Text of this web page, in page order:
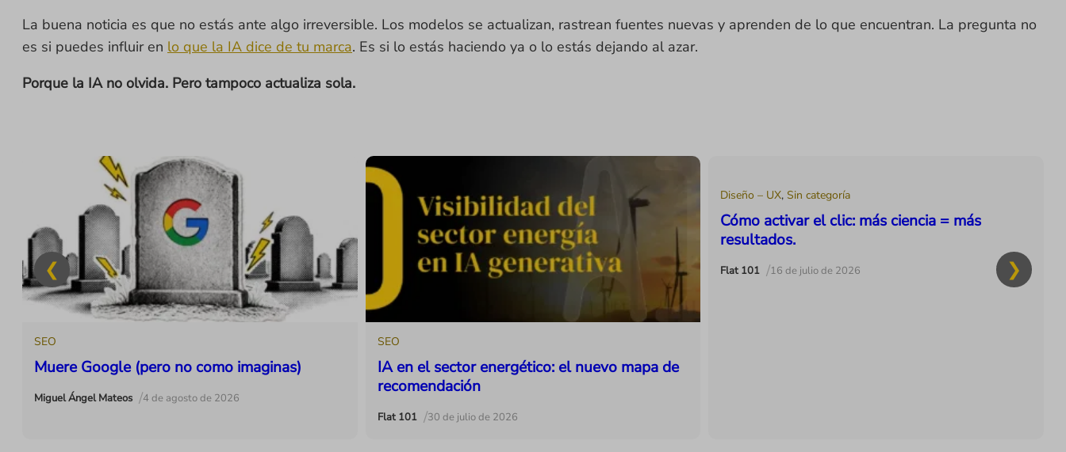
La buena noticia es que no estás ante algo irreversible. Los modelos se actualizan, rastrean fuentes nuevas y aprenden de lo que encuentran. La pregunta no
es si puedes influir en lo que la IA dice de tu marca. Es si lo estás haciendo ya o lo estás dejando al azar.
Porque la IA no olvida. Pero tampoco actualiza sola.
SEO
Muere Google (pero no como imaginas)
Miguel Ángel Mateos /4 de agosto de 2026
SEO
IA en el sector energético: el nuevo mapa de
recomendación
Flat 101 /30 de julio de 2026
Diseño – UX, Sin categoría
Cómo activar el clic: más ciencia = más
resultados.
Flat 101 /16 de julio de 2026